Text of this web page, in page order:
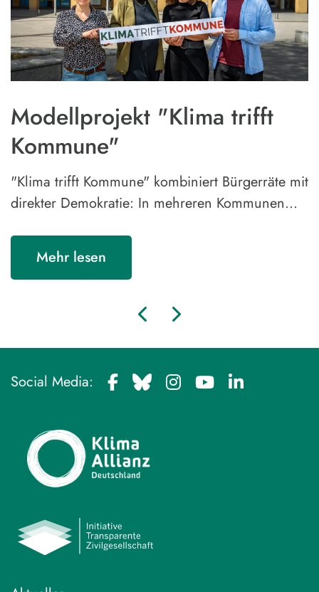
Modellprojekt "Klima trifft
Kommune"
"Klima trifft Kommune" kombiniert Bürgerräte mit
direkter Demokratie: In mehreren Kommunen…
Mehr lesen
Social Media: